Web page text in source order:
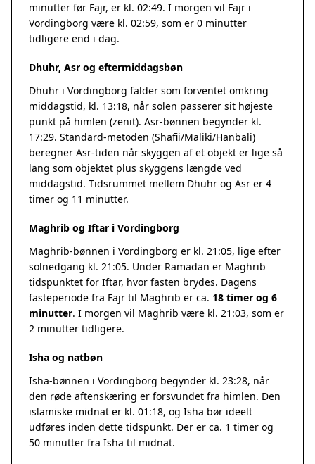
minutter før Fajr, er kl. 02:49. I morgen vil Fajr i
Vordingborg være kl. 02:59, som er 0 minutter
tidligere end i dag.
Dhuhr, Asr og eftermiddagsbøn
Dhuhr i Vordingborg falder som forventet omkring
middagstid, kl. 13:18, når solen passerer sit højeste
punkt på himlen (zenit). Asr-bønnen begynder kl.
17:29. Standard-metoden (Shafii/Maliki/Hanbali)
beregner Asr-tiden når skyggen af et objekt er lige så
lang som objektet plus skyggens længde ved
middagstid. Tidsrummet mellem Dhuhr og Asr er 4
timer og 11 minutter.
Maghrib og Iftar i Vordingborg
Maghrib-bønnen i Vordingborg er kl. 21:05, lige efter
solnedgang kl. 21:05. Under Ramadan er Maghrib
tidspunktet for Iftar, hvor fasten brydes. Dagens
fasteperiode fra Fajr til Maghrib er ca. 18 timer og 6
minutter. I morgen vil Maghrib være kl. 21:03, som er
2 minutter tidligere.
Isha og natbøn
Isha-bønnen i Vordingborg begynder kl. 23:28, når
den røde aftenskæring er forsvundet fra himlen. Den
islamiske midnat er kl. 01:18, og Isha bør ideelt
udføres inden dette tidspunkt. Der er ca. 1 timer og
50 minutter fra Isha til midnat.